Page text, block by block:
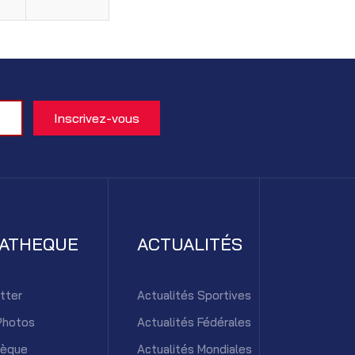
ACTUALITÉS
Actualités Sportives
Actualités Fédérales
Actualités Mondiales